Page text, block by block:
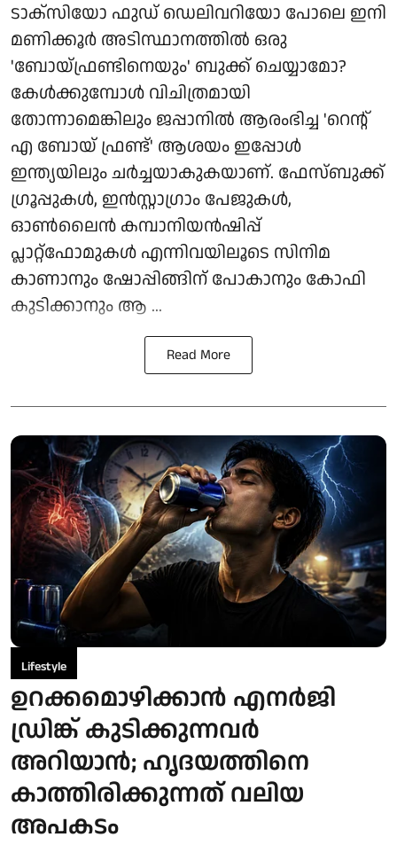
ടാക്‌സിയോ ഫുഡ് ഡെലിവറിയോ പോലെ ഇനി
മണിക്കൂര്‍ അടിസ്ഥാനത്തില്‍ ഒരു
'ബോയ്ഫ്രണ്ടിനെയും' ബുക്ക് ചെയ്യാമോ?
കേള്‍ക്കുമ്പോള്‍ വിചിത്രമായി
തോന്നാമെങ്കിലും ജപ്പാനില്‍ ആരംഭിച്ച 'റെന്റ്
എ ബോയ് ഫ്രണ്ട്' ആശയം ഇപ്പോള്‍
ഇന്ത്യയിലും ചര്‍ച്ചയാകുകയാണ്. ഫേസ്ബുക്ക്
ഗ്രൂപ്പുകള്‍, ഇന്‍സ്റ്റാഗ്രാം പേജുകള്‍,
ഓണ്‍ലൈന്‍ കമ്പാനിയന്‍ഷിപ്പ്
പ്ലാറ്റ്‌ഫോമുകള്‍ എന്നിവയിലൂടെ സിനിമ
കാണാനും ഷോപ്പിങ്ങിന് പോകാനും കോഫി
കുടിക്കാനും ആ ...
Read More
Lifestyle
ഉറക്കമൊഴിക്കാൻ എനർജി
ഡ്രിങ്ക് കുടിക്കുന്നവർ
അറിയാൻ; ഹൃദയത്തിനെ
കാത്തിരിക്കുന്നത് വലിയ
അപകടം